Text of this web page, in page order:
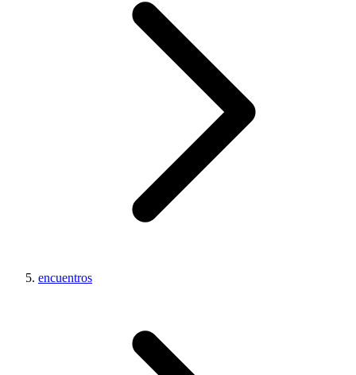
encuentros